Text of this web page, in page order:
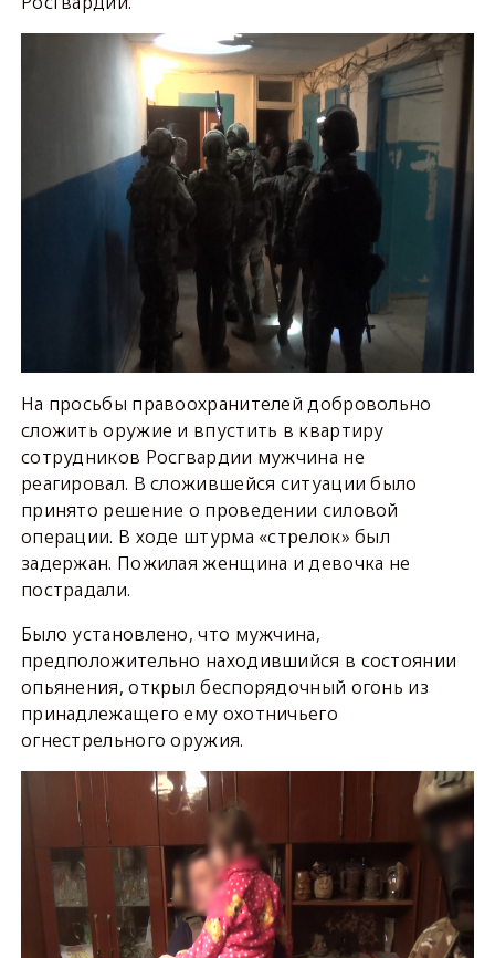
На просьбы правоохранителей добровольно
сложить оружие и впустить в квартиру
сотрудников Росгвардии мужчина не
реагировал. В сложившейся ситуации было
принято решение о проведении силовой
операции. В ходе штурма «стрелок» был
задержан. Пожилая женщина и девочка не
пострадали.
Было установлено, что мужчина,
предположительно находившийся в состоянии
опьянения, открыл беспорядочный огонь из
принадлежащего ему охотничьего
огнестрельного оружия.